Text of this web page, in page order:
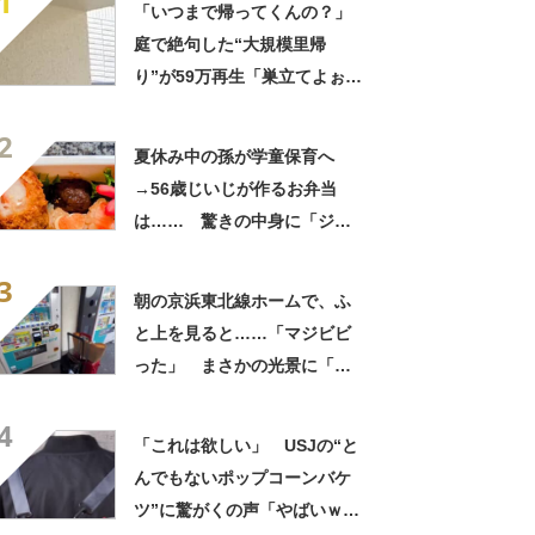
「いつまで帰ってくんの？」
庭で絶句した“大規模里帰
り”が59万再生「巣立てよぉぉ
夏休み中の孫が学童保育へ
→56歳じいじが作るお弁当
は…… 驚きの中身に「ジイ
朝の京浜東北線ホームで、ふ
と上を見ると……「マジビビ
った」 まさかの光景に「こ
「これは欲しい」 USJの“と
んでもないポップコーンバケ
ツ”に驚がくの声「やばいｗ